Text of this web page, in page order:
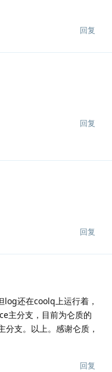
回复
回复
回复
还在coolq上运行着，
主分支，目前为仑质的
支。以上。感谢仑质，
回复